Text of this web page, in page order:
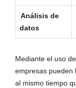
Análisis de
datos
Mediante el uso
empresas pueden
al mismo tiempo